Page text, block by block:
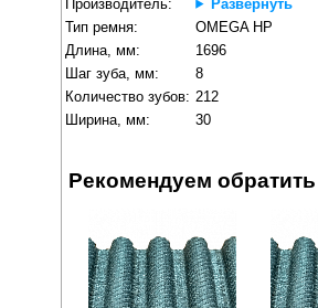
Производитель:
Развернуть
Тип ремня:
OMEGA HP
Длина, мм:
1696
Шаг зуба, мм:
8
Количество зубов: 212
Ширина, мм:
30
Рекомендуем